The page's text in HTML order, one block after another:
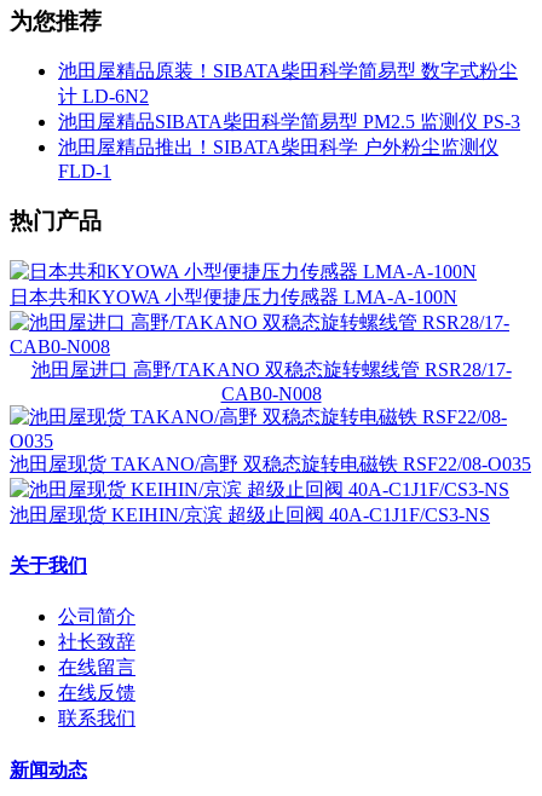
为您推荐
池田屋精品原装！SIBATA柴田科学简易型 数字式粉尘
计 LD-6N2
池田屋精品SIBATA柴田科学简易型 PM2.5 监测仪 PS-3
池田屋精品推出！SIBATA柴田科学 户外粉尘监测仪
FLD-1
热门产品
日本共和KYOWA 小型便捷压力传感器 LMA-A-100N
池田屋进口 高野/TAKANO 双稳态旋转螺线管 RSR28/17-
CAB0-N008
池田屋现货 TAKANO/高野 双稳态旋转电磁铁 RSF22/08-O035
池田屋现货 KEIHIN/京滨 超级止回阀 40A-C1J1F/CS3-NS
关于我们
公司简介
社长致辞
在线留言
在线反馈
联系我们
新闻动态